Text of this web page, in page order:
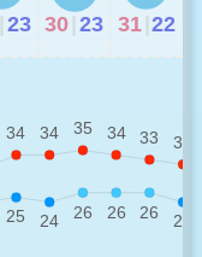
23 30 23 31 22